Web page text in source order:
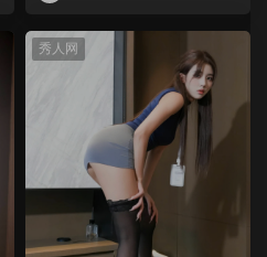
秀人网